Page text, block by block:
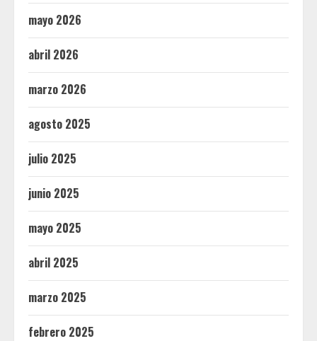
mayo 2026
abril 2026
marzo 2026
agosto 2025
julio 2025
junio 2025
mayo 2025
abril 2025
marzo 2025
febrero 2025